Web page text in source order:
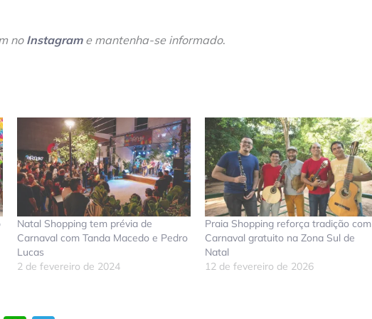
no Instagrame mantenha-se informado.
Natal Shopping tem prévia de
Carnaval com Tanda Macedo e Pedro
Lucas
2 de fevereiro de 2024
Praia Shopping reforça tradição com
Carnaval gratuito na Zona Sul de
Natal
12 de fevereiro de 2026